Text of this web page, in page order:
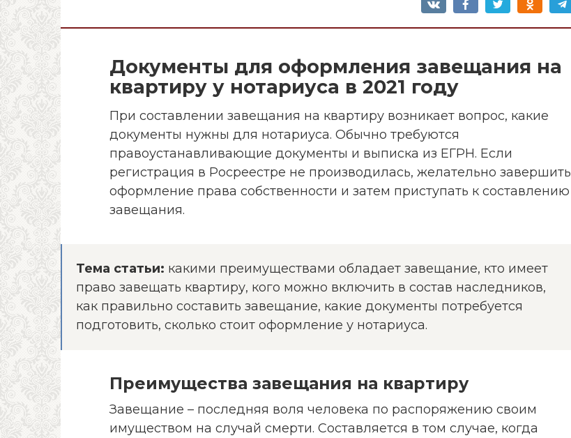
Документы для оформления завещания на
квартиру у нотариуса в 2021 году
При составлении завещания на квартиру возникает вопрос, какие
документы нужны для нотариуса. Обычно требуются
правоустанавливающие документы и выписка из ЕГРН. Если
регистрация в Росреестре не производилась, желательно завершить
оформление права собственности и затем приступать к составлению
завещания.
Тема статьи: какими преимуществами обладает завещание, кто имеет
право завещать квартиру, кого можно включить в состав наследников,
как правильно составить завещание, какие документы потребуется
подготовить, сколько стоит оформление у нотариуса.
Преимущества завещания на квартиру
Завещание – последняя воля человека по распоряжению своим
имуществом на случай смерти. Составляется в том случае, когда